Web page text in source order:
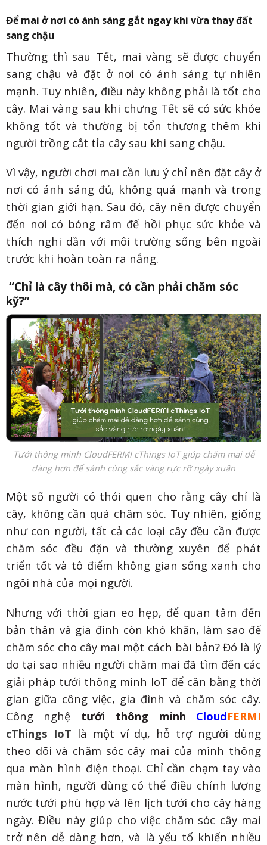
Để mai ở nơi có ánh sáng gắt ngay khi vừa thay đất
sang chậu
Thường thì sau Tết, mai vàng sẽ được chuyển
sang chậu và đặt ở nơi có ánh sáng tự nhiên
mạnh. Tuy nhiên, điều này không phải là tốt cho
cây. Mai vàng sau khi chưng Tết sẽ có sức khỏe
không tốt và thường bị tổn thương thêm khi
người trồng cắt tỉa cây sau khi sang chậu.
Vì vậy, người chơi mai cần lưu ý chỉ nên đặt cây ở
nơi có ánh sáng đủ, không quá mạnh và trong
thời gian giới hạn. Sau đó, cây nên được chuyển
đến nơi có bóng râm để hồi phục sức khỏe và
thích nghi dần với môi trường sống bên ngoài
trước khi hoàn toàn ra nắng.
“Chỉ là cây thôi mà, có cần phải chăm sóc
kỹ?”
Tưới thông minh CloudFERMI cThings IoT giúp chăm mai dễ
dàng hơn để sánh cùng sắc vàng rực rỡ ngày xuân
Một số người có thói quen cho rằng cây chỉ là
cây, không cần quá chăm sóc. Tuy nhiên, giống
như con người, tất cả các loại cây đều cần được
chăm sóc đều đặn và thường xuyên để phát
triển tốt và tô điểm không gian sống xanh cho
ngôi nhà của mọi người.
Nhưng với thời gian eo hẹp, để quan tâm đến
bản thân và gia đình còn khó khăn, làm sao để
chăm sóc cho cây mai một cách bài bản? Đó là lý
do tại sao nhiều người chăm mai đã tìm đến các
giải pháp tưới thông minh IoT để cân bằng thời
gian giữa công việc, gia đình và chăm sóc cây.
Công nghệ tưới thông minh CloudFERMI
cThings IoT là một ví dụ, hỗ trợ người dùng
theo dõi và chăm sóc cây mai của mình thông
qua màn hình điện thoại. Chỉ cần chạm tay vào
màn hình, người dùng có thể điều chỉnh lượng
nước tưới phù hợp và lên lịch tưới cho cây hàng
ngày. Điều này giúp cho việc chăm sóc cây mai
trở nên dễ dàng hơn, và là yếu tố khiến nhiều